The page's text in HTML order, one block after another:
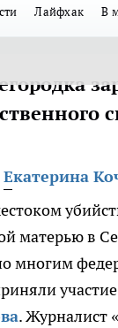
Лайфхак В
Екатерина
матерью в
многим
участие
. Журналист